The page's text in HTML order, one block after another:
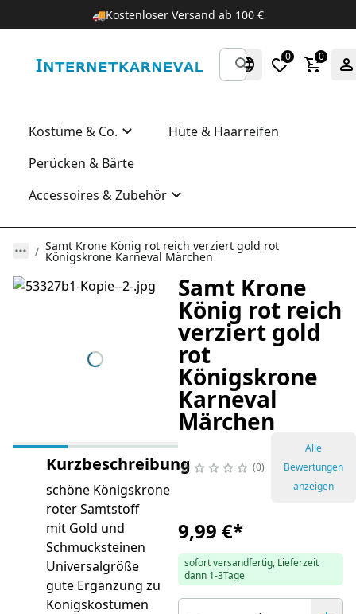
🚚Kostenloser Versand ab 100 €
0 0
Kostüme & Co.
Hüte & Haarreifen
Perücken & Bärte
Accessoires & Zubehör
Samt Krone König rot reich verziert gold rot
Königskrone Karneval Märchen
Kurzbeschreibung
schöne Königskrone
roter Samtstoff
mit Gold und
Schmucksteinen
Universalgröße
gute Ergänzung zu
Königskostümen
Samt Krone
König rot reich
verziert gold
rot
Königskrone
Karneval
Märchen
0
Alle
Bewertungen
anzeigen
9,99 €*
sofort versandfertig, Lieferzeit
dann 1-3Tage